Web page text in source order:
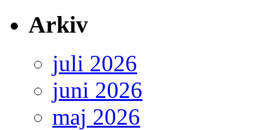
Arkiv
juli 2026
juni 2026
maj 2026